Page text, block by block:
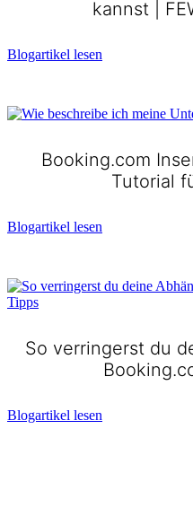
kannst |
Blogartikel lesen
Booking.com
Tutorial
Blogartikel lesen
So verringerst du
Blogartikel lesen